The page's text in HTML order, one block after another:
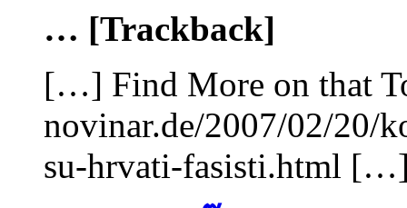
… [Trackback]
[…] Find More on that
novinar.de/2007/02/20/
su-hrvati-fasisti.html